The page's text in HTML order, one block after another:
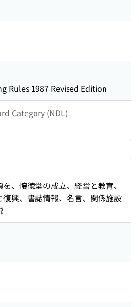
Rules 1987 Revised Edition
Category (NDL)
、懐徳堂の成立、経営と教育、
復興、書誌情報、名言、関係施設